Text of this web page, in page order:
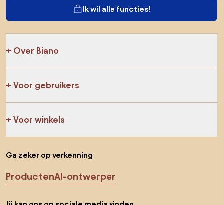
Ik wil alle functies!
Over Biano
Voor gebruikers
Voor winkels
Ga zeker op verkenning
ProductenAI-ontwerper